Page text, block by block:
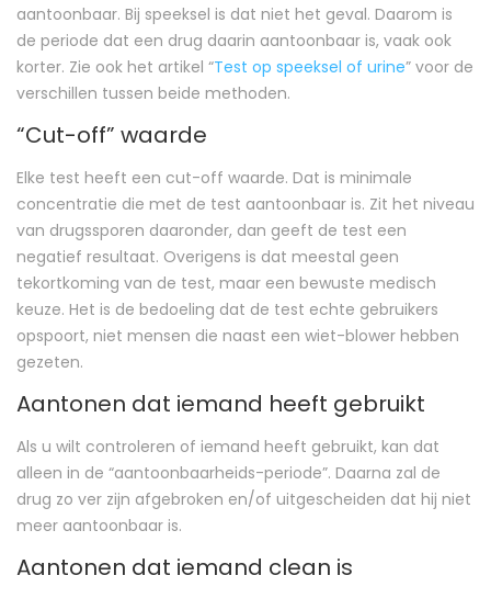
aantoonbaar. Bij speeksel is dat niet het geval. Daarom is
de periode dat een drug daarin aantoonbaar is, vaak ook
korter. Zie ook het artikel “Test op speeksel of urine” voor de
verschillen tussen beide methoden.
“Cut-off” waarde
Elke test heeft een cut-off waarde. Dat is minimale
concentratie die met de test aantoonbaar is. Zit het niveau
van drugssporen daaronder, dan geeft de test een
negatief resultaat. Overigens is dat meestal geen
tekortkoming van de test, maar een bewuste medisch
keuze. Het is de bedoeling dat de test echte gebruikers
opspoort, niet mensen die naast een wiet-blower hebben
gezeten.
Aantonen dat iemand heeft gebruikt
Als u wilt controleren of iemand heeft gebruikt, kan dat
alleen in de “aantoonbaarheids-periode”. Daarna zal de
drug zo ver zijn afgebroken en/of uitgescheiden dat hij niet
meer aantoonbaar is.
Aantonen dat iemand clean is